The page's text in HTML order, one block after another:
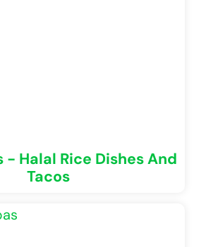
Halal Rice Dishes And
Tacos